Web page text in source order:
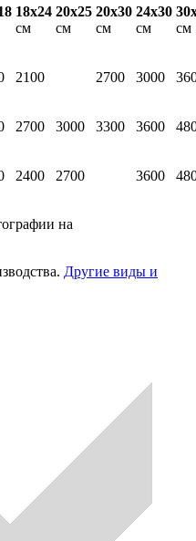
18х24
см
20х25
см
20х30
см
24х30
см
см
2100 2700 3000
2700 3000 3300 3600
2400 2700 3600
на
Другие виды и